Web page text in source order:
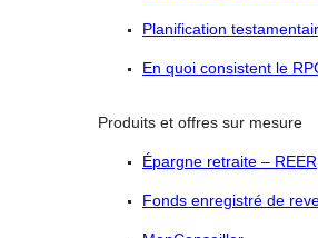
Planification
En quoi consistent le
Produits et offres sur mesure
Épargne retraite – REER
Fonds enregistré de